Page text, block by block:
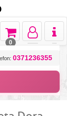
Toggle
Toggle
navigation
Toggle
navigation
0
0371236355